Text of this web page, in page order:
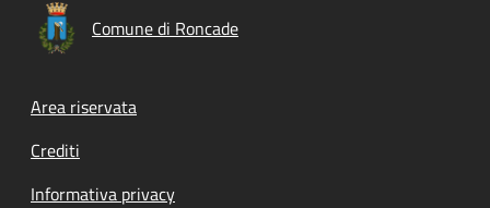
Comune di Roncade
Footer menu
Area riservata
Crediti
Informativa privacy